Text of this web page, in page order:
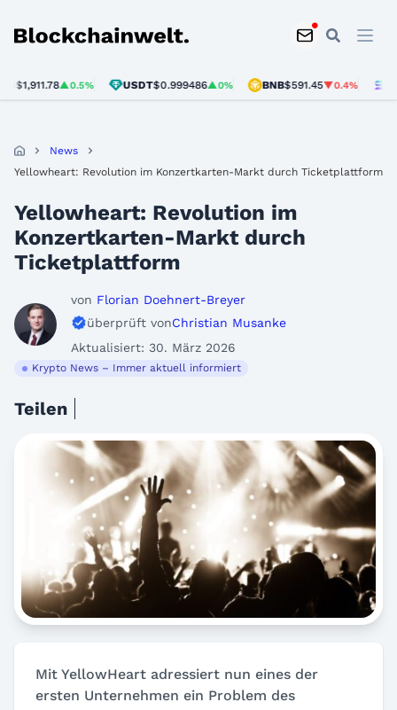
Blockchainwelt
▲0.5% USDT$0.999486▲0% BNB$591.45▼0.4% SOL
News
Yellowheart: Revolution im Konzertkarten-Markt durch Ticketplattform
Yellowheart: Revolution im
Konzertkarten-Markt durch
Ticketplattform
von Florian Doehnert-Breyer
überprüft vonChristian Musanke
Aktualisiert: 30. März 2026
Krypto News – Immer aktuell informiert
Teilen
Mit YellowHeart adressiert nun eines der
ersten Unternehmen ein Problem des